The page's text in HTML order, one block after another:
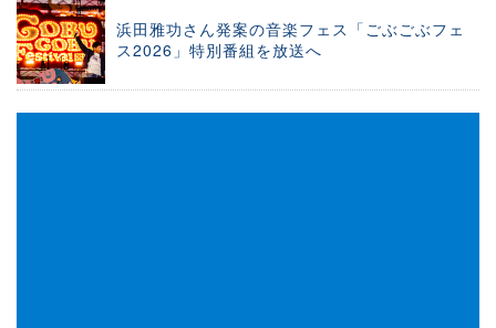
浜田雅功さん発案の音楽フェス「ごぶごぶフェ
ス2026」特別番組を放送へ